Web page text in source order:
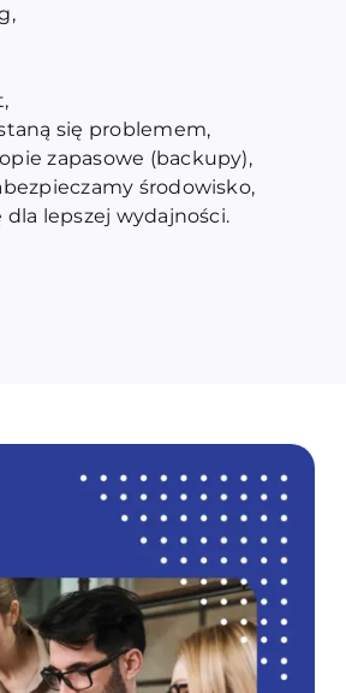
się problemem,
zapasowe (backupy),
środowisko,
lepszej wydajności.